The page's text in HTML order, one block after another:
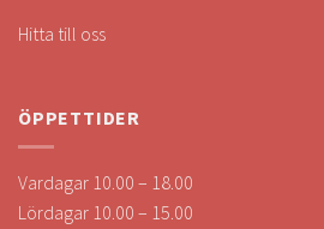
Hitta till oss
ÖPPETTIDER
Vardagar 10.00 – 18.00
Lördagar 10.00 – 15.00